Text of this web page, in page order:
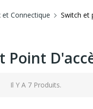
et Connectique Switch et
Point
Il Y A 7 Produits.